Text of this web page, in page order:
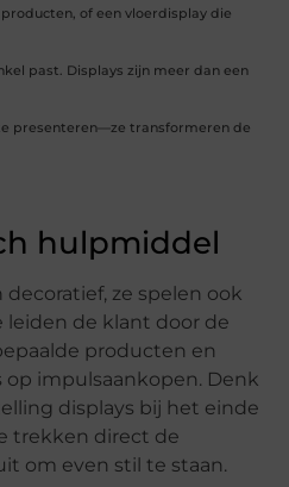
of een vloerdisplay die
past. Displays zijn meer dan een
presenteren—ze transformeren de
hulpmiddel
decoratief, ze spelen ook
leiden de klant door de
producten en
op impulsaankopen. Denk
displays bij het einde
trekken direct de
om even stil te staan.